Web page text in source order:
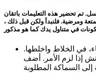
تم تحضير هذه التعليمات باتقان
ومرضية. فلنبدأ ولكن قبل ذلك ،
في متناول يدك كما هو مذكور
في الخلاط واخلطها.
إذا لزم الأمر. أضف